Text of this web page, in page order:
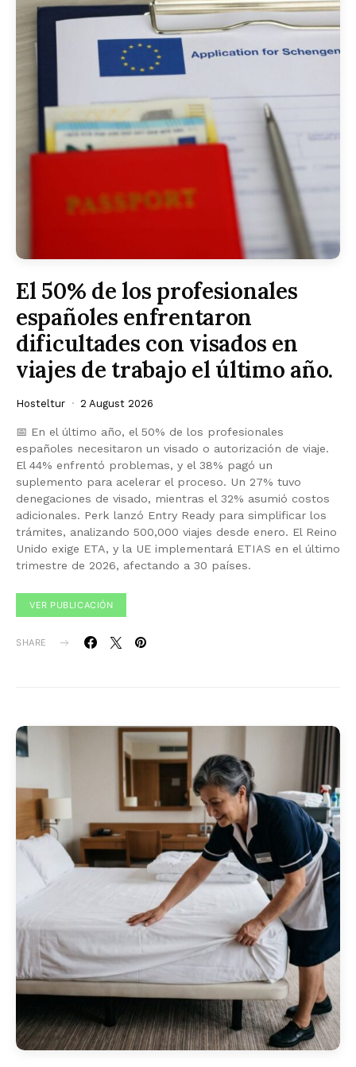
El 50% de los profesionales
españoles enfrentaron
dificultades con visados en
viajes de trabajo el último año.
Hosteltur 2 August 2026
📅 En el último año, el 50% de los profesionales
españoles necesitaron un visado o autorización de viaje.
El 44% enfrentó problemas, y el 38% pagó un
suplemento para acelerar el proceso. Un 27% tuvo
denegaciones de visado, mientras el 32% asumió costos
adicionales. Perk lanzó Entry Ready para simplificar los
trámites, analizando 500,000 viajes desde enero. El Reino
Unido exige ETA, y la UE implementará ETIAS en el último
trimestre de 2026, afectando a 30 países.
VER PUBLICACIÓN
SHARE